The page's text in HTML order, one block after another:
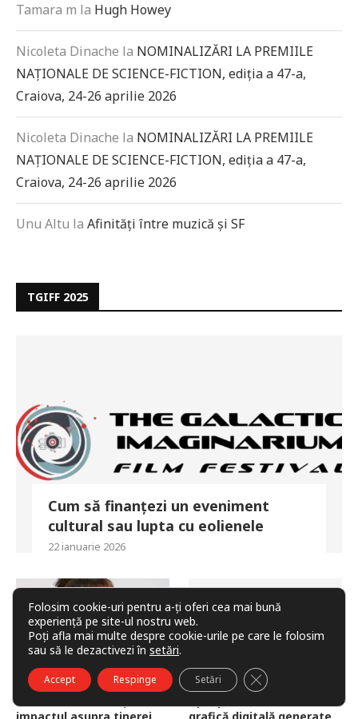
Tamara m la Hugh Howey
Nicoleta Dinache la NOMINALIZĂRI LA PREMIILE
NAȚIONALE DE SCIENCE-FICTION, ediția a 47-a,
Craiova, 24-26 aprilie 2026
Nicoleta Dinache la NOMINALIZĂRI LA PREMIILE
NAȚIONALE DE SCIENCE-FICTION, ediția a 47-a,
Craiova, 24-26 aprilie 2026
Unu Altu la Afinități între muzică și SF
TGIFF 2025
Cum să finanțezi un eveniment
cultural sau lupta cu eolienele
22 ianuarie 2026
Fenomenul Anime și
Folosim cookie-uri pentru a-ți oferi cea mai bună
experiență pe site-ul nostru web.
Poți afla mai multe despre cookie-urile pe care le folosim
sau să le dezactivezi în setări.
Accept Respinge Setări CLOSE GDPR